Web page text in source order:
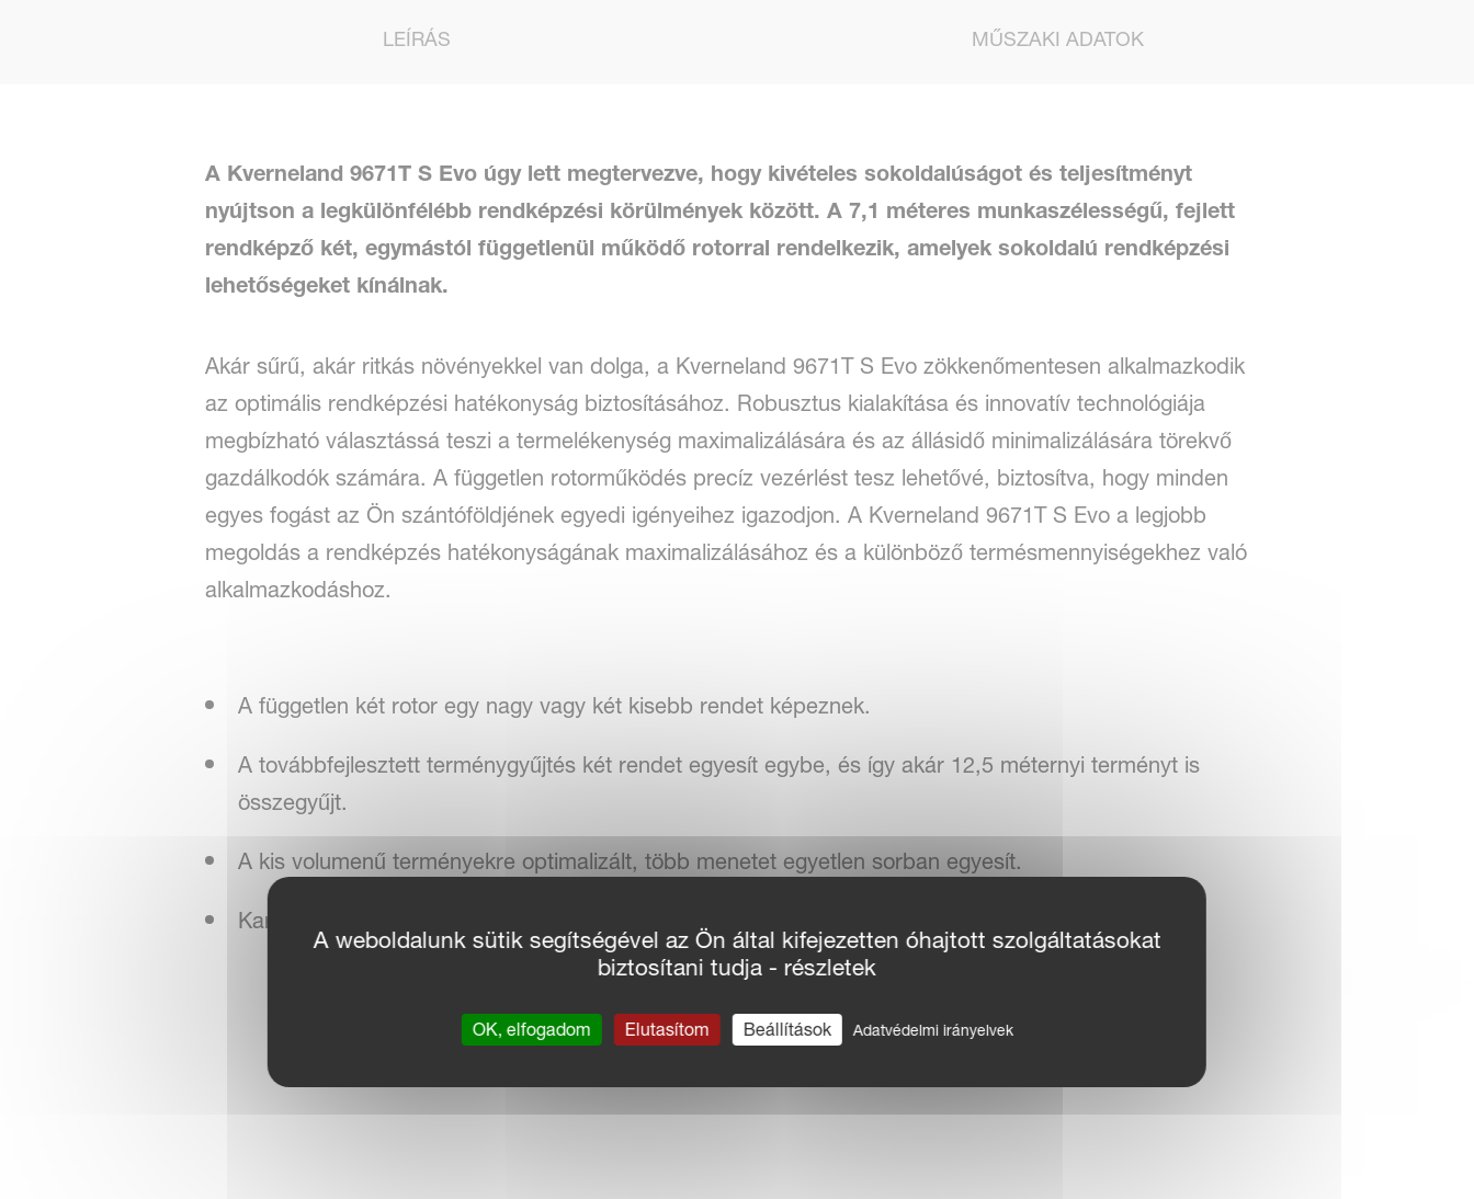
LEÍRÁS MŰSZAKI ADATOK
A Kverneland 9671T S Evo úgy lett megtervezve, hogy kivételes sokoldalúságot és teljesítményt
nyújtson a legkülönfélébb rendképzési körülmények között. A 7,1 méteres munkaszélességű, fejlett
rendképző két, egymástól függetlenül működő rotorral rendelkezik, amelyek sokoldalú rendképzési
lehetőségeket kínálnak.
Akár sűrű, akár ritkás növényekkel van dolga, a Kverneland 9671T S Evo zökkenőmentesen alkalmazkodik
az optimális rendképzési hatékonyság biztosításához. Robusztus kialakítása és innovatív technológiája
megbízható választássá teszi a termelékenység maximalizálására és az állásidő minimalizálására törekvő
gazdálkodók számára. A független rotorműködés precíz vezérlést tesz lehetővé, biztosítva, hogy minden
egyes fogást az Ön szántóföldjének egyedi igényeihez igazodjon. A Kverneland 9671T S Evo a legjobb
megoldás a rendképzés hatékonyságának maximalizálásához és a különböző termésmennyiségekhez való
alkalmazkodáshoz.
A független két rotor egy nagy vagy két kisebb rendet képeznek.
A továbbfejlesztett terménygyűjtés két rendet egyesít egybe, és így akár 12,5 méternyi terményt is
összegyűjt.
A kis volumenű terményekre optimalizált, több menetet egyetlen sorban egyesít.
Karbantartásbarát CompactLine hajtómű teljesen zárt olajfürdős kialakítással.
A weboldalunk sütik segítségével az Ön által kifejezetten óhajtott szolgáltatásokat
biztosítani tudja - részletek
OK, elfogadom Elutasítom Beállítások Adatvédelmi irányelvek